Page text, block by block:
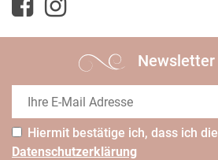
Newsletter
Hiermit bestätige ich, dass ich die
Daten­schutz­erklärung